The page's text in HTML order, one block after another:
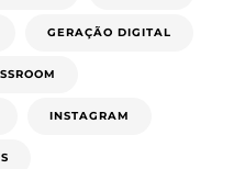
GERAÇÃO DIGITAL
INSTAGRAM